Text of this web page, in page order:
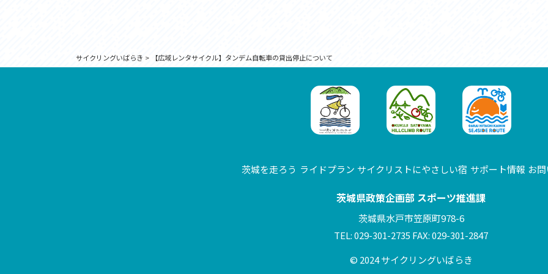
サイクリングいばらき > 【広域レンタサイクル】タンデム自転車の貸出停止について
茨城を走ろう ライドプラン サイクリストにやさしい宿 サポート情報 お
茨城県政策企画部 スポーツ推進課
茨城県水戸市笠原町978-6
TEL: 029-301-2735 FAX: 029-301-2847
© 2024 サイクリングいばらき